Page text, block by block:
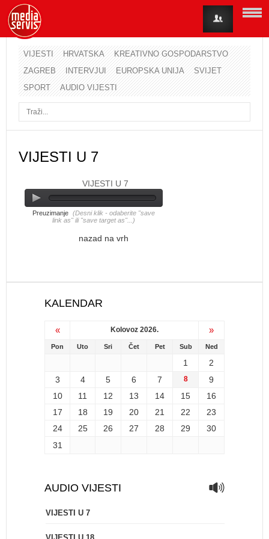
VIJESTI HRVATSKA
KREATIVNO GOSPODARSTVO
ZAGREB
INTERVJUI EUROPSKA UNIJA
SVIJET
SPORT
AUDIO VIJESTI
VIJESTI U 7
VIJESTI U 7
Preuzimanje (Desni klik - odaberite "save
link as" ili "save target as"...)
nazad na vrh
KALENDAR
« Kolovoz 2026. »
Pon Uto Sri Čet Pet Sub Ned
1
2
3
4 5 6 7 8
9
10
11 12 13 14 15
16
17
18 19 20 21 22
23
24
25 26 27 28 29
30
31
AUDIO VIJESTI
VIJESTI U 7
Korisničko ime
Lozinka
Zaboravili ste lozinku?